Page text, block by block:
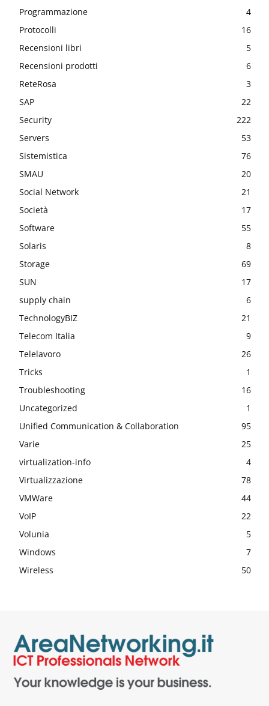
Programmazione
4
Protocolli
16
Recensioni libri
5
Recensioni prodotti
6
ReteRosa
3
SAP
22
Security
222
Servers
53
Sistemistica
76
SMAU
20
Social Network
21
Società
17
Software
55
Solaris
8
Storage
69
SUN
17
supply chain
6
TechnologyBIZ
21
Telecom Italia
9
Telelavoro
26
Tricks
1
Troubleshooting
16
Uncategorized
1
Unified Communication & Collaboration
95
Varie
25
virtualization-info
4
Virtualizzazione
78
VMWare
44
VoIP
22
Volunia
5
Windows
7
Wireless
50